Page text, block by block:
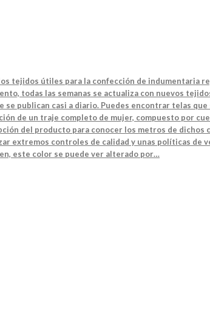
tejidos útiles para la confección de
todas las semanas se actualiza con nuevos
publican casi a diario. Puedes encontrar telas
de un traje completo de mujer, compuesto por
del producto para conocer los metros de
extremos controles de calidad y unas políticas
este color se puede ver alterado por…